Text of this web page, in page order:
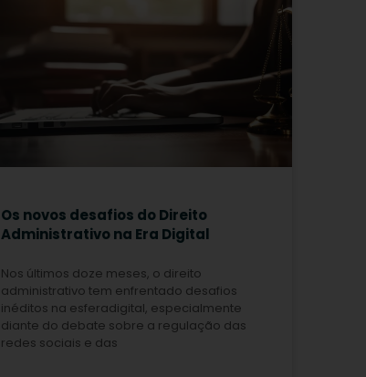
Os novos desafios do Direito
Administrativo na Era Digital
Nos últimos doze meses, o direito
administrativo tem enfrentado desafios
inéditos na esferadigital, especialmente
diante do debate sobre a regulação das
redes sociais e das